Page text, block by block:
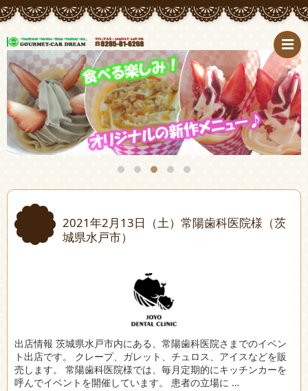
2021年2月13日（土）常陽歯科医院様（茨
城県水戸市）
出店情報 茨城県水戸市内にある、常陽歯科医院さまでのイベン
ト出店です。 クレープ、ガレット、チュロス、アイスなどを販
売します。 常陽歯科医院様では、毎月定期的にキッチンカーを
呼んでイベントを開催しています。 患者の立場に …